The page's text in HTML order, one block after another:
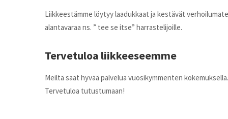
Liikkeestämme löytyy laadukkaat ja kestävät
alantavaraa ns. ” tee se itse” harrastelijoille.
Tervetuloa liikkeeseemme
Meiltä saat hyvää palvelua vuosikymmenten
Tervetuloa tutustumaan!